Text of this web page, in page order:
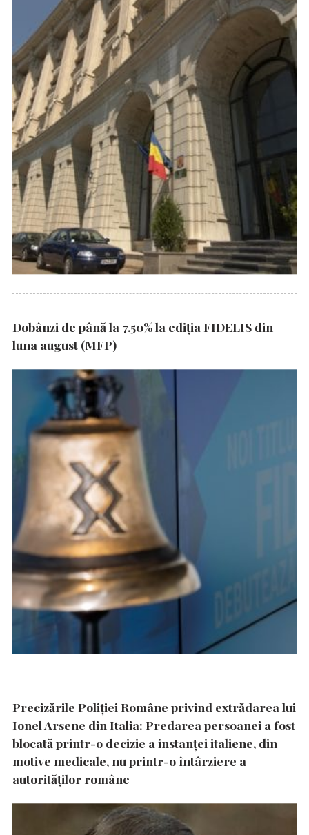
Dobânzi de până la 7,50% la ediția FIDELIS din
luna august (MFP)
Precizările Poliţiei Române privind extrădarea lui
Ionel Arsene din Italia: Predarea persoanei a fost
blocată printr-o decizie a instanţei italiene, din
motive medicale, nu printr-o întârziere a
autorităţilor române